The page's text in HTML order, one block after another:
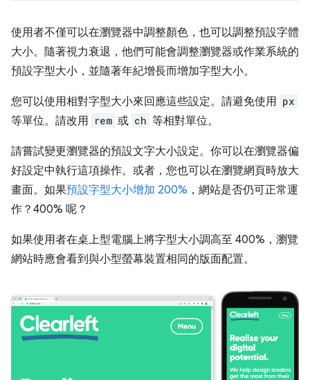
使用者不僅可以在瀏覽器中調整顏色，也可以調整預設字體
大小。隨著視力衰退，他們可能會調整瀏覽器或作業系統的
預設字型大小，並隨著年紀增長而增加字型大小。
您可以使用相對字型大小來回應這些設定。請避免使用 px
等單位。請改用 rem 或 ch 等相對單位。
請嘗試變更瀏覽器的預設文字大小設定。你可以在瀏覽器偏
好設定中執行這項操作。或者，您也可以在瀏覽網頁時放大
畫面。如果預設字型大小增加 200% ，網站是否仍可正常運
作？400% 呢？
如果使用者在桌上型電腦上將字型大小調高至 400%，瀏覽
網站時應會看到與小型螢幕裝置相同的版面配置。